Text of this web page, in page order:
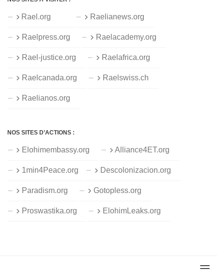
Rael.org Raelianews.org
Raelpress.org Raelacademy.org
Rael-justice.org Raelafrica.org
Raelcanada.org Raelswiss.ch
Raelianos.org
NOS SITES D’ACTIONS :
Elohimembassy.org Alliance4ET.org
1min4Peace.org Descolonizacion.org
Paradism.org Gotopless.org
Proswastika.org ElohimLeaks.org